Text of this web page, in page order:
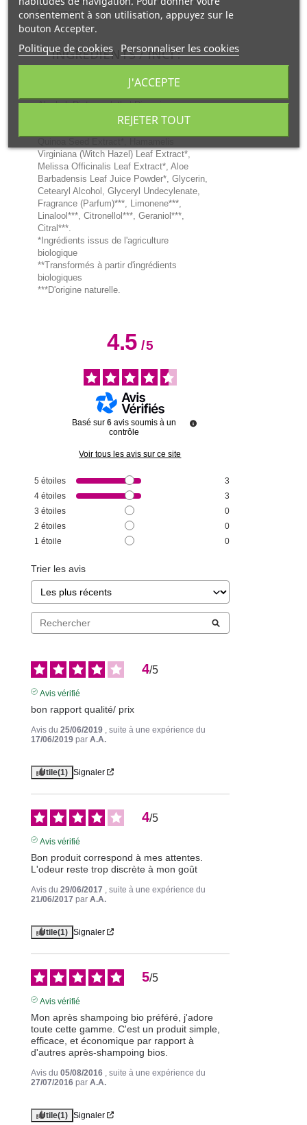
Bien rincer.
INGRÉDIENTS / INCI :
Alcohol, Distearoylethyl Dimonium
Chloride, Dodecane, Inulin, Aloe
Barbadensis Leaf Juice*, Chenopodium
Virginiana (Witch Hazel) Leaf Extract*,
Melissa Officinalis Leaf Extract*, Aloe
Barbadensis Leaf Juice Powder*, Glycerin,
Cetearyl Alcohol, Glyceryl Undecylenate,
Fragrance (Parfum)***, Limonene***,
Linalool***, Citronellol***, Geraniol***,
Citral***.
*Ingrédients issus de l'agriculture
biologique
**Transformés à partir d'ingrédients
biologiques
***D'origine naturelle.
4.5/5
Basé sur 6 avis soumis à un
contrôle
Voir tous les avis sur ce site
5 étoiles
3
4 étoiles
3
3 étoiles
0
2 étoiles
0
1 étoile 0
Trier les avis
4/5
Avis vérifié
bon rapport qualité/ prix
Avis du 25/06/2019 , suite à une expérience du
17/06/2019 par A.A.
Utile(1) Signaler
4/5
Avis vérifié
Bon produit correspond à mes attentes.
L'odeur reste trop discrète à mon goût
Avis du 29/06/2017 , suite à une expérience du
21/06/2017 par A.A.
Utile(1) Signaler
5/5
Avis vérifié
Mon après shampoing bio préféré, j'adore
toute cette gamme. C'est un produit simple,
efficace, et économique par rapport à
d'autres après-shampoing bios.
Avis du 05/08/2016 , suite à une expérience du
27/07/2016 par A.A.
Utile(1) Signaler
consentement à son utilisation, appuyez sur le
bouton Accepter.
Politique de cookies Personnaliser les cookies
REJETER TOUT
J'ACCEPTE